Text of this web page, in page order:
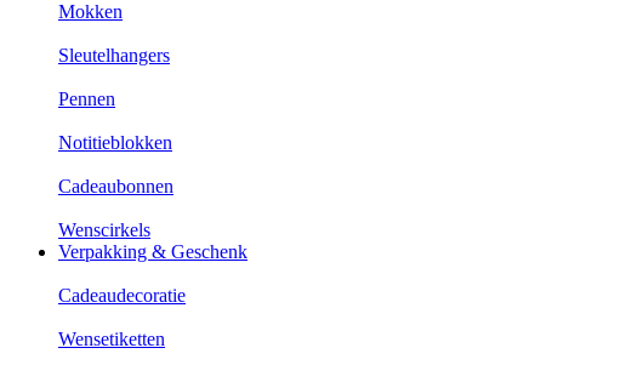
Mokken
Sleutelhangers
Pennen
Notitieblokken
Cadeaubonnen
Wenscirkels
Verpakking & Geschenk
Cadeaudecoratie
Wensetiketten